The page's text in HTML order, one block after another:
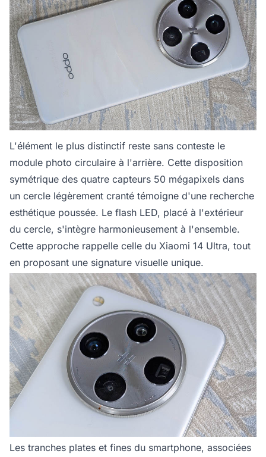
L'élément le plus distinctif reste sans conteste le
module photo circulaire à l'arrière. Cette disposition
symétrique des quatre capteurs 50 mégapixels dans
un cercle légèrement cranté témoigne d'une recherche
esthétique poussée. Le flash LED, placé à l'extérieur
du cercle, s'intègre harmonieusement à l'ensemble.
Cette approche rappelle celle du Xiaomi 14 Ultra, tout
en proposant une signature visuelle unique.
Les tranches plates et fines du smartphone, associées